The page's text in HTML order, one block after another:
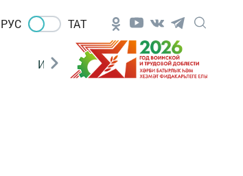
РУС ТАТ
Из зала суда